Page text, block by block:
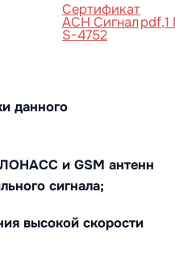
pdf
Сертификат
АСН Сигнал
S-4752
данного
и GSM антенн
сигнала;
высокой скорости